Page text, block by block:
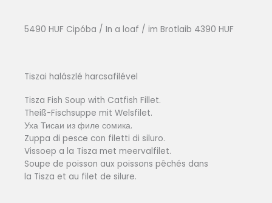
5490 HUF Cipóba / In a loaf / im Brotlaib 4390 HUF
Tiszai halászlé harcsafilével
Tisza Fish Soup with Catfish Fillet.
Theiß-Fischsuppe mit Welsfilet.
Уха Тисаи из филе сомика.
Zuppa di pesce con filetti di siluro.
Vissoep a la Tisza met meervalfilet.
Soupe de poisson aux poissons pêchés dans
la Tisza et au filet de silure.